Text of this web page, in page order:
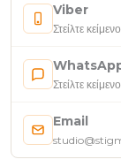
Viber
Στείλτε
Στείλτε
Email